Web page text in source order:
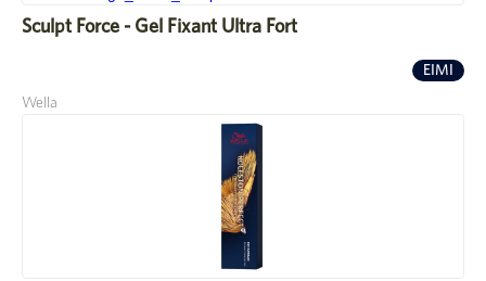
Sculpt Force - Gel Fixant Ultra Fort
EIMI
Wella